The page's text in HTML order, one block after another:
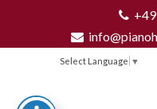
Select Language ▼